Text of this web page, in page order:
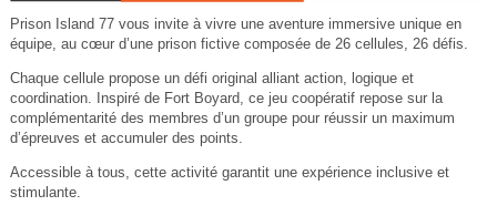
Prison Island 77 vous invite à vivre une aventure immersive unique en
équipe, au cœur d’une prison fictive composée de 26 cellules, 26 défis.
Chaque cellule propose un défi original alliant action, logique et
coordination. Inspiré de Fort Boyard, ce jeu coopératif repose sur la
complémentarité des membres d’un groupe pour réussir un maximum
d’épreuves et accumuler des points.
Accessible à tous, cette activité garantit une expérience inclusive et
stimulante.